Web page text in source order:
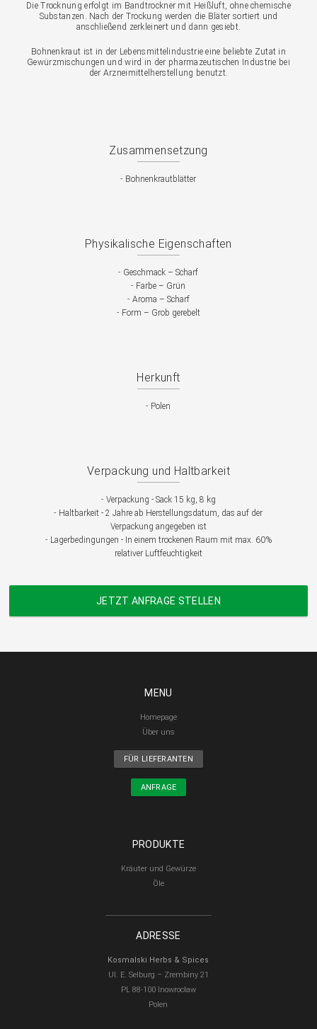
Die Trocknung erfolgt im Bandtrockner mit Heißluft, ohne chemische
Substanzen. Nach der Trockung werden die Bläter sortiert und
anschließend zerkleinert und dann gesiebt.
Bohnenkraut ist in der Lebensmittelindustrie eine beliebte Zutat in
Gewürzmischungen und wird in der pharmazeutischen Industrie bei
der Arzneimittelherstellung benutzt.
Zusammensetzung
- Bohnenkrautblätter
Physikalische Eigenschaften
- Geschmack – Scharf
- Farbe – Grün
- Aroma – Scharf
- Form – Grob gerebelt
Herkunft
- Polen
Verpackung und Haltbarkeit
- Verpackung - Sack 15 kg, 8 kg
- Haltbarkeit - 2 Jahre ab Herstellungsdatum, das auf der
Verpackung angegeben ist
- Lagerbedingungen - In einem trockenen Raum mit max. 60%
relativer Luftfeuchtigkeit
JETZT ANFRAGE STELLEN
MENU
Homepage
Über uns
FÜR LIEFERANTEN
ANFRAGE
PRODUKTE
Kräuter und Gewürze
Öle
ADRESSE
Kosmalski Herbs & Spices
Ul. E. Selburg – Zrembiny 21
PL 88-100 Inowrocław
Polen